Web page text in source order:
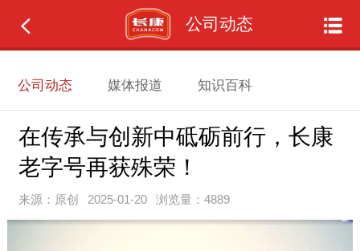
公司动态
公司动态 媒体报道 知识百科
在传承与创新中砥砺前行，长康
老字号再获殊荣！
来源：原创 2025-01-20 浏览量：4889